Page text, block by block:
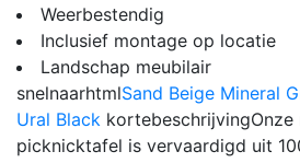
Weerbestendig
Inclusief montage op locatie
Landschap meubilair
snelnaarhtmlSand Beige Mineral
Ural Black kortebeschrijving
picknicktafel is vervaardigd uit